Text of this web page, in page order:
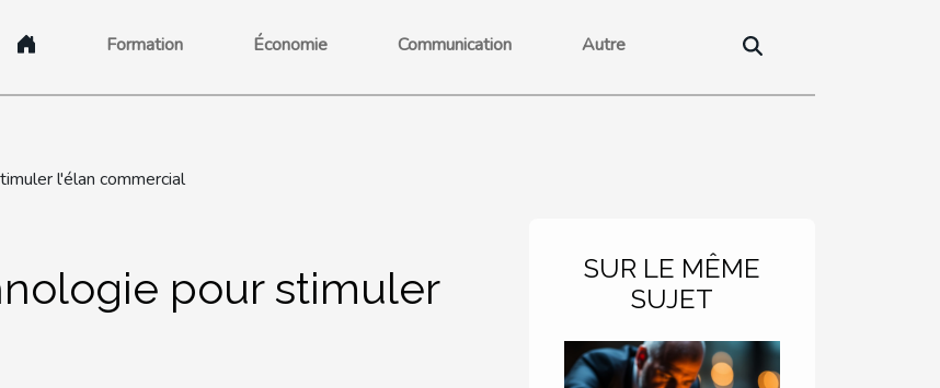
Formation Économie Communication Autre
l'élan commercial
pour stimuler
SUR LE MÊME
SUJET